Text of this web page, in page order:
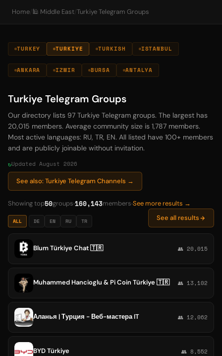
Home/ 🕌 Middle East/Turkiye Telegram Groups
TURKEY TURKIYE TURKISH ISTANBUL
ANKARA IZMIR BURSA ANTALYA
Turkiye Telegram Groups
Our directory lists 97 Turkiye Telegram groups. The largest has
20,015 members. Average community size is 1,787 members.
Most active languages: RU, TR, EN. All listed have 100+ members
and are publicly joinable without invitation.
Updated August 2026
See also: Turkiye Telegram Channels →
Showing top50groups 160,143members See more results →
ALL DE EN RU TR See all results
Blum Türkiye Chat 🇹🇷 👥 20,015
Muhammed Hancioglu & Pi Coin Türkiye 🇹🇷 👥 13,102
Аланья | Турция - Веб-мастера IT 👥 12,062
BYD Türkiye 👥 8,552